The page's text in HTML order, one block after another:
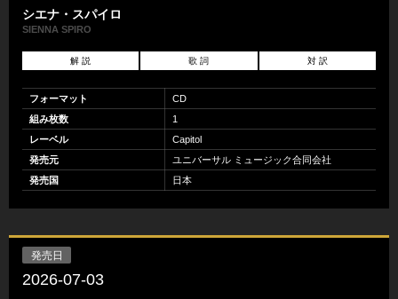
シエナ・スパイロ
SIENNA SPIRO
解 説 歌 詞 対 訳
フォーマット
CD
組み枚数
1
レーベル
Capitol
発売元
ユニバーサル ミュージック合同会社
発売国
日本
発売日
2026-07-03